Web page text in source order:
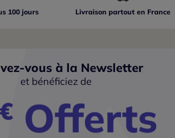
100 jours Livraison partouten France
vous à la Newsletter
et bénéficiez de